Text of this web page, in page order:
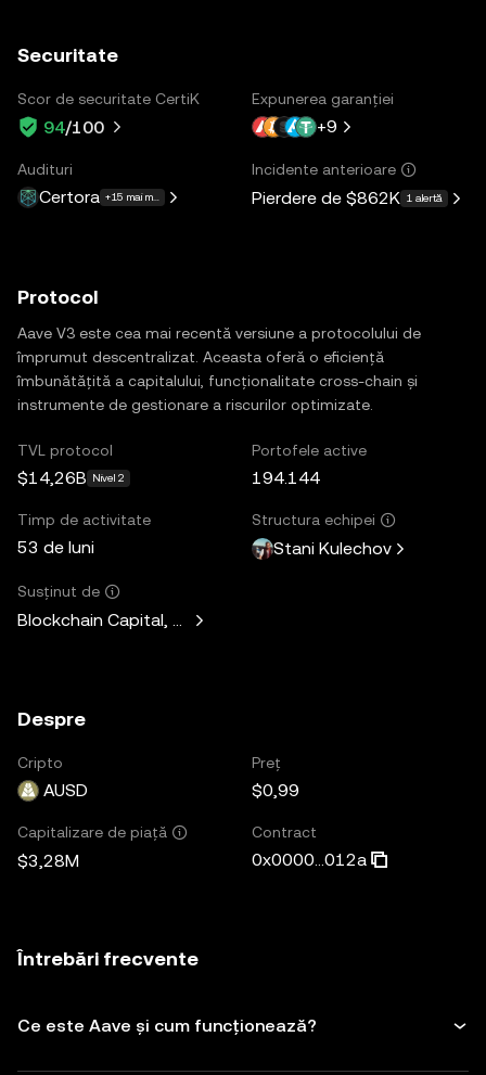
Securitate
Scor de securitate CertiK
94/100
Expunerea garanției
+9
Audituri
Certora +15 mai multe
Incidente anterioare
Pierdere de $862K 1 alertă
Protocol
Aave V3 este cea mai recentă versiune a protocolului de
împrumut descentralizat. Aceasta oferă o eficiență
îmbunătățită a capitalului, funcționalitate cross-chain și
instrumente de gestionare a riscurilor optimizate.
TVL protocol
$14,26B Nivel 2
Portofele active
194.144
Timp de activitate
53 de luni
Structura echipei
Stani Kulechov
Susținut de
Blockchain Capital, Standard Crypto, Blockchain.com
Despre
Cripto
AUSD
Preț
$0,99
Capitalizare de piață
$3,28M
Contract
0x0000...012a
Întrebări frecvente
Ce este Aave și cum funcționează?